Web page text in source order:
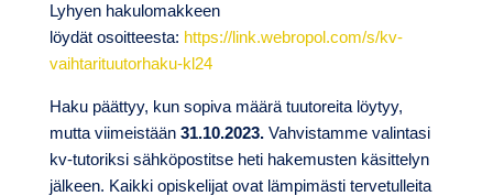
Lyhyen hakulomakkeen
löydät osoitteesta: https://link.webropol.com/s/kv-
vaihtarituutorhaku-kl24
Haku päättyy, kun sopiva määrä tuutoreita löytyy,
mutta viimeistään 31.10.2023.Vahvistamme valintasi
kv-tutoriksi sähköpostitse heti hakemusten käsittelyn
jälkeen. Kaikki opiskelijat ovat lämpimästi tervetulleita